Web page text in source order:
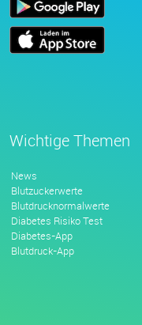
Wichtige Themen
News
Blutzuckerwerte
Blutdrucknormalwerte
Diabetes Risiko Test
Diabetes-App
Blutdruck-App